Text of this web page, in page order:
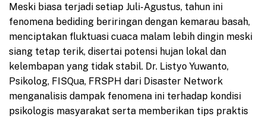
Meski biasa terjadi setiap Juli-Agustus, tahun ini
fenomena bediding beriringan dengan kemarau basah,
menciptakan fluktuasi cuaca malam lebih dingin meski
siang tetap terik, disertai potensi hujan lokal dan
kelembapan yang tidak stabil. Dr. Listyo Yuwanto,
Psikolog, FISQua, FRSPH dari Disaster Network
menganalisis dampak fenomena ini terhadap kondisi
psikologis masyarakat serta memberikan tips praktis